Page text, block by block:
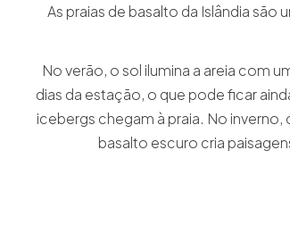
As praias de basalto da Islândia
No verão, o sol ilumina a areia com
dias da estação, o que pode ficar
icebergs chegam à praia. No
basalto escuro cria